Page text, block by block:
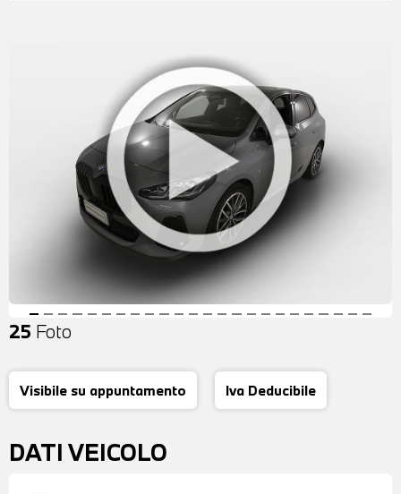
25 Foto
Visibile su appuntamento Iva Deducibile
DATI VEICOLO